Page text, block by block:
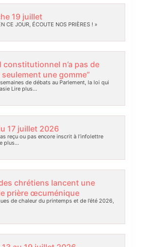
19 juillet
CE JOUR, ÉCOUTE NOS PRIÈRES ! »
constitutionnel n’a pas de
une gomme”
de débats au Parlement, la loi qui
Lire plus…
17 juillet 2026
reçu ou pas encore inscrit à l’infolettre
plus…
chrétiens lancent une
prière œcuménique
de chaleur du printemps et de l’été 2026,